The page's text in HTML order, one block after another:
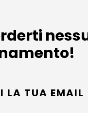
LA TUA EMAIL